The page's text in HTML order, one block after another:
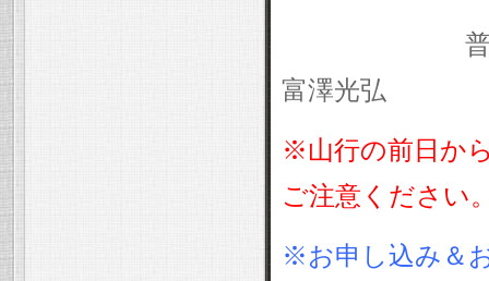
普通預
富澤光弘
※山行の前日か
ご注意ください
※お申し込み＆